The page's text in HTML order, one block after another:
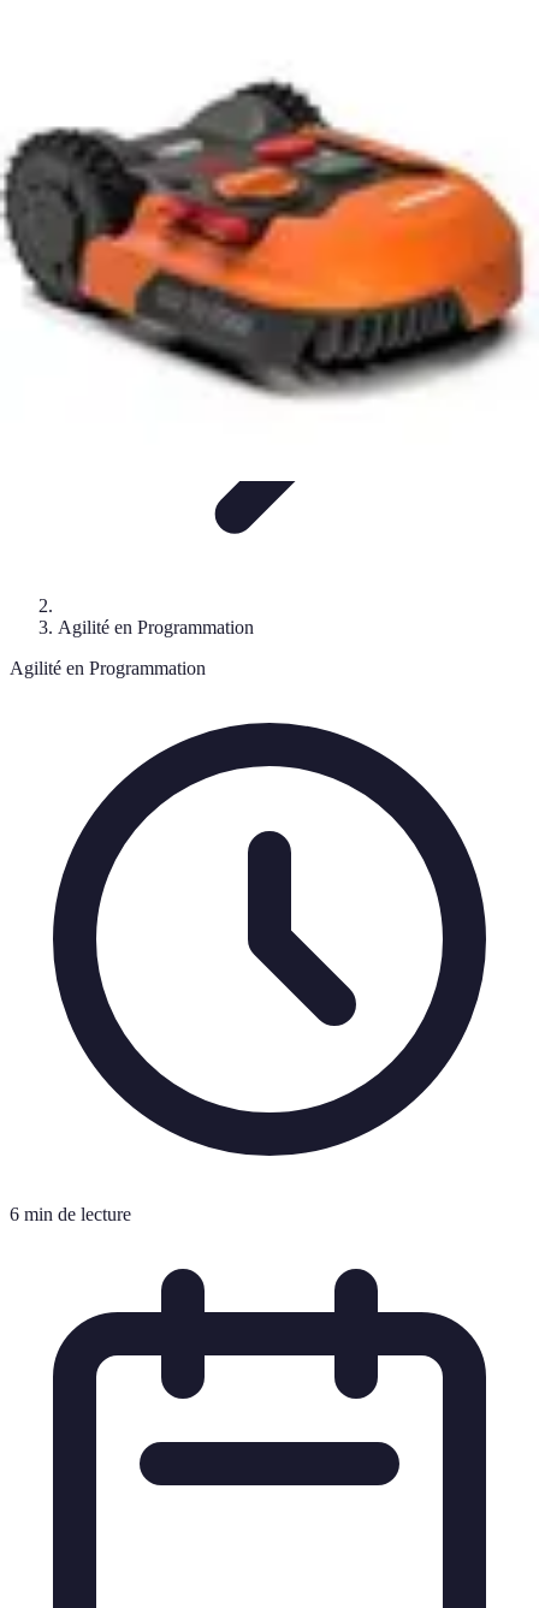
Tutoriel Programmation
Agilité en Programmation
Agilité en Programmation
6 min de lecture